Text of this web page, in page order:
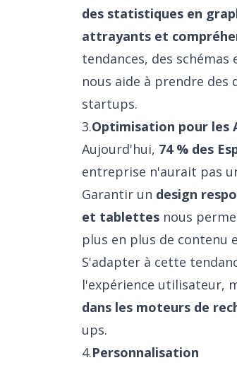
des statistiques en
attrayants et
tendances, des
nous aide à prendre
startups.
3.Optimisation pour les
Aujourd'hui, 74 % des
entreprise n'aurait pas
Garantir un design
et tablettes nous
plus en plus de contenu
S'adapter à cette
l'expérience utilisateur,
dans les moteurs de
ups.
4.Personnalisation